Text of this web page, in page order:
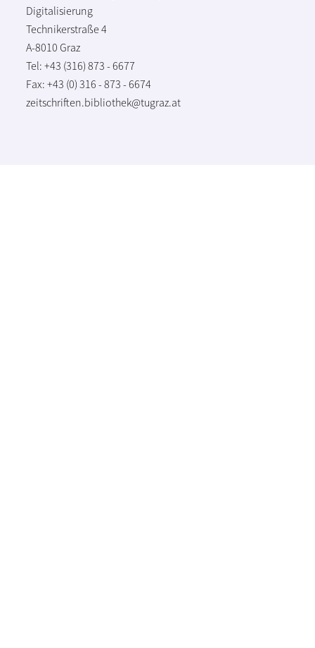
Digitalisierung
Technikerstraße 4
A-8010 Graz
Tel: +43 (316) 873 - 6677
Fax: +43 (0) 316 - 873 - 6674
zeitschriften.bibliothek@tugraz.at